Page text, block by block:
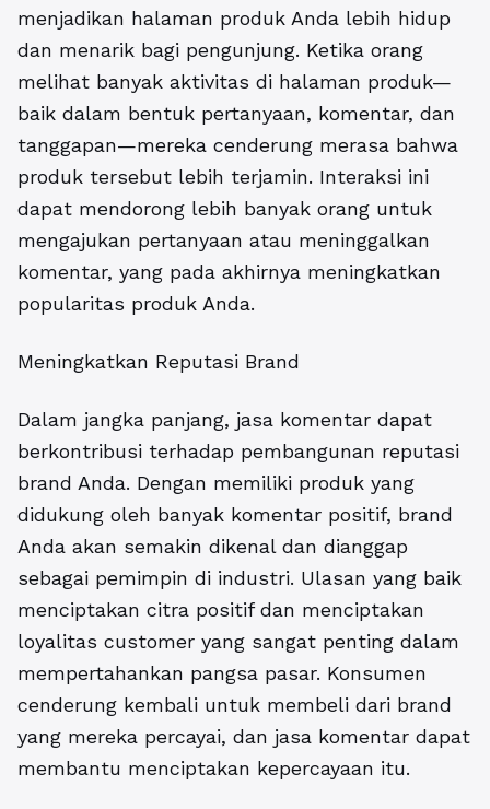
menjadikan halaman produk Anda lebih hidup
dan menarik bagi pengunjung. Ketika orang
melihat banyak aktivitas di halaman produk—
baik dalam bentuk pertanyaan, komentar, dan
tanggapan—mereka cenderung merasa bahwa
produk tersebut lebih terjamin. Interaksi ini
dapat mendorong lebih banyak orang untuk
mengajukan pertanyaan atau meninggalkan
komentar, yang pada akhirnya meningkatkan
popularitas produk Anda.
Meningkatkan Reputasi Brand
Dalam jangka panjang, jasa komentar dapat
berkontribusi terhadap pembangunan reputasi
brand Anda. Dengan memiliki produk yang
didukung oleh banyak komentar positif, brand
Anda akan semakin dikenal dan dianggap
sebagai pemimpin di industri. Ulasan yang baik
menciptakan citra positif dan menciptakan
loyalitas customer yang sangat penting dalam
mempertahankan pangsa pasar. Konsumen
cenderung kembali untuk membeli dari brand
yang mereka percayai, dan jasa komentar dapat
membantu menciptakan kepercayaan itu.